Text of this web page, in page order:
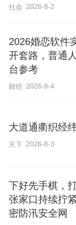
补，及时修
面提升公路
时，加大路
中清理垃圾
道行为，持
心。截至目
更换警示标
社会 2026-8-2
2026婚恋软件
开套路，普通
台参考
财经 2026-8-4
大道通衢织经
天下 2026-8-3
下好先手棋，
张家口持续拧
密防汛安全网